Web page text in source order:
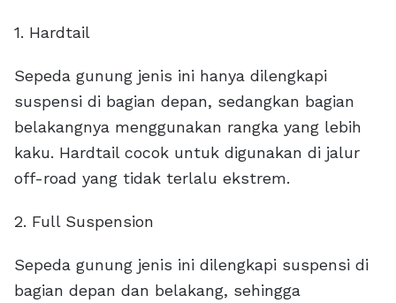
1. Hardtail
Sepeda gunung jenis ini hanya dilengkapi
suspensi di bagian depan, sedangkan bagian
belakangnya menggunakan rangka yang lebih
kaku. Hardtail cocok untuk digunakan di jalur
off-road yang tidak terlalu ekstrem.
2. Full Suspension
Sepeda gunung jenis ini dilengkapi suspensi di
bagian depan dan belakang, sehingga